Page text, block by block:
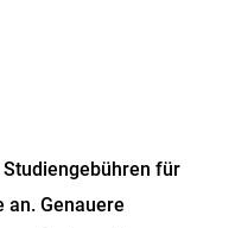
für
an. Genauere